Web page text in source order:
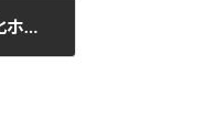
第72回定期演奏会 (2015.2.8, 神戸文化ホール大ホール)